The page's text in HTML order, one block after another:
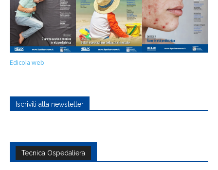
Edicola web
Iscriviti alla newsletter
Tecnica Ospedaliera